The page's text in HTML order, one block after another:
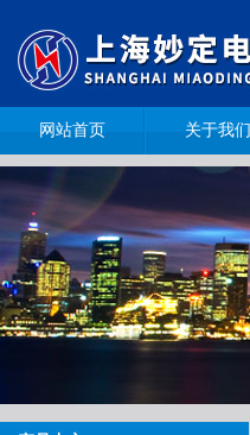
网站首页 关于我们